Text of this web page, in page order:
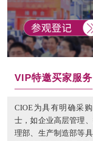
VIP特邀买家服务
CIOE为具有明确采
士，如企业高层管理
理部、生产制造部等